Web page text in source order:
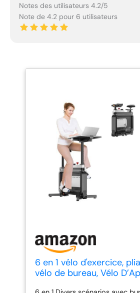
Notes des utilisateurs 4.2/5
Note de 4.2 pour 6 utilisateurs
6 en 1 vélo d'exercice,
vélo de bureau, Vélo